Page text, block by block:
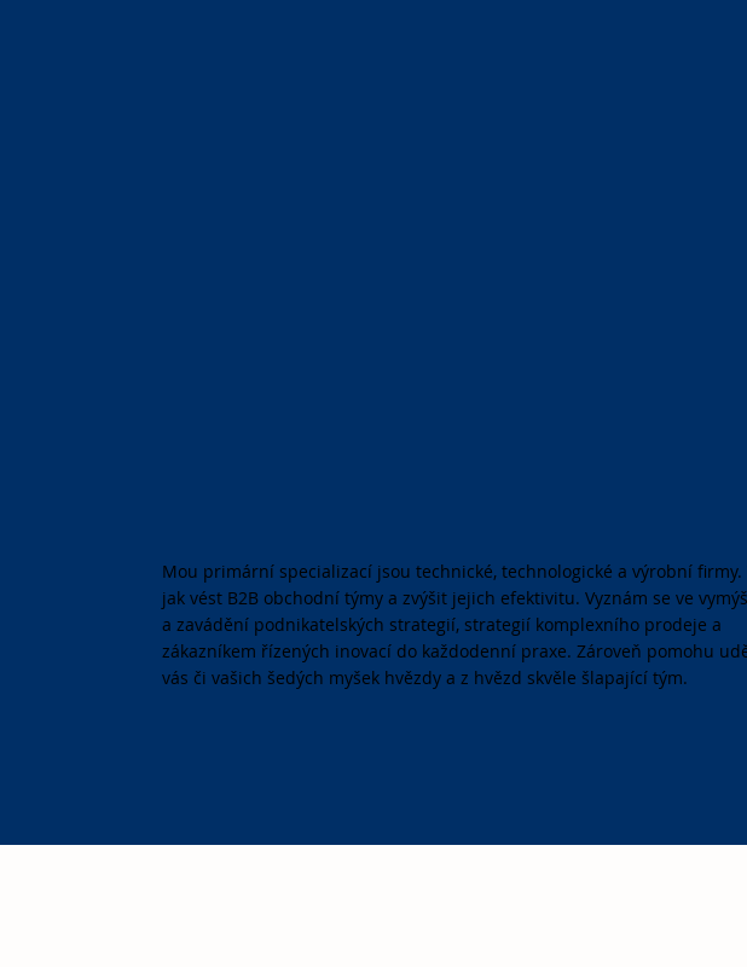
Mou primární specializací jsou technické, technologické a výrobní firmy.
jak vést B2B obchodní týmy a zvýšit jejich efektivitu. Vyznám se ve
a zavádění podnikatelských strategií, strategií komplexního prodeje a
zákazníkem řízených inovací do každodenní praxe. Zároveň pomohu
vás či vašich šedých myšek hvězdy a z hvězd skvěle šlapající tým.